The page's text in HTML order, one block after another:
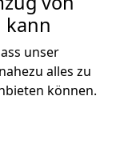
kann
unser
alles zu
können.